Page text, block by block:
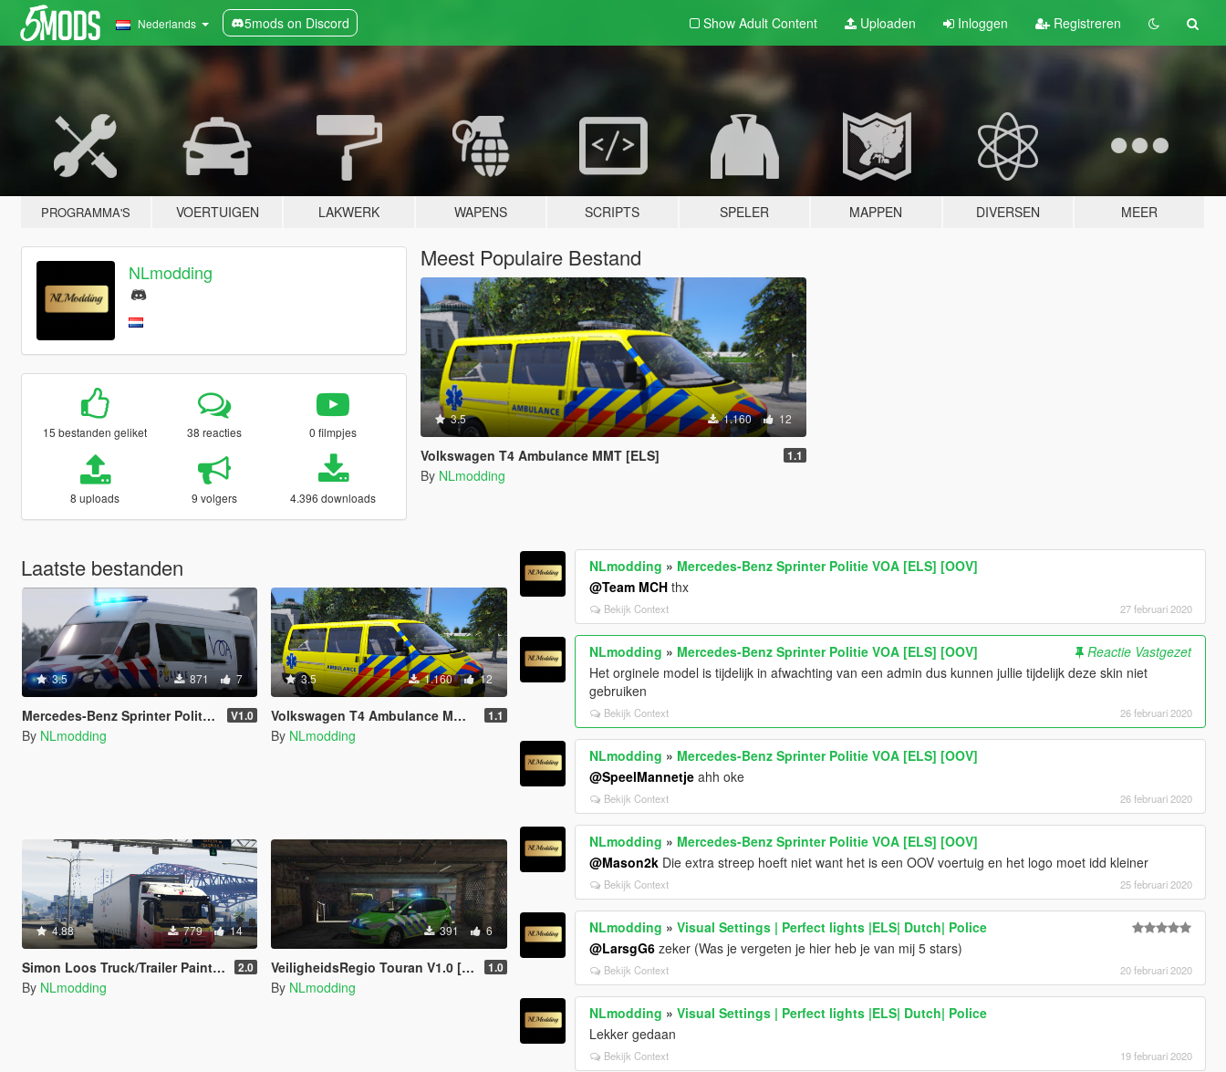
Nederlands 5mods on Discord Show Adult Content Uploaden Inloggen Registreren
PROGRAMMA'S VOERTUIGEN LAKWERK WAPENS SCRIPTS SPELER MAPPEN DIVERSEN MEER
NLmodding
15 bestanden geliket 38 reacties 0 filmpjes
8 uploads 9 volgers 4.396 downloads
Meest Populaire Bestand
3.5 1.160 12
Volkswagen T4 Ambulance MMT [ELS] 1.1
By NLmodding
Laatste bestanden
3.5 871 7
Mercedes-Benz Sprinter Politie VOA [ELS] [OOV] V1.0
By NLmodding
3.5 1.160 12
Volkswagen T4 Ambulance MMT [ELS] 1.1
By NLmodding
4.88 779 14
Simon Loos Truck/Trailer Paintjob pack 2.0
By NLmodding
391 6
VeiligheidsRegio Touran V1.0 [ELS] 1.0
By NLmodding
NLmodding » Mercedes-Benz Sprinter Politie VOA [ELS] [OOV]
@Team MCH thx
Bekijk Context 27 februari 2020
NLmodding » Mercedes-Benz Sprinter Politie VOA [ELS] [OOV]
Reactie Vastgezet
Het orginele model is tijdelijk in afwachting van een admin dus kunnen jullie tijdelijk deze skin niet
gebruiken
Bekijk Context 26 februari 2020
NLmodding » Mercedes-Benz Sprinter Politie VOA [ELS] [OOV]
@SpeelMannetje ahh oke
Bekijk Context 26 februari 2020
NLmodding » Mercedes-Benz Sprinter Politie VOA [ELS] [OOV]
@Mason2k Die extra streep hoeft niet want het is een OOV voertuig en het logo moet idd kleiner
Bekijk Context 25 februari 2020
NLmodding »Visual Settings | Perfect lights |ELS| Dutch| Police
@LarsgG6 zeker (Was je vergeten je hier heb je van mij 5 stars)
Bekijk Context 20 februari 2020
NLmodding »Visual Settings | Perfect lights |ELS| Dutch| Police
Lekker gedaan
Bekijk Context 19 februari 2020